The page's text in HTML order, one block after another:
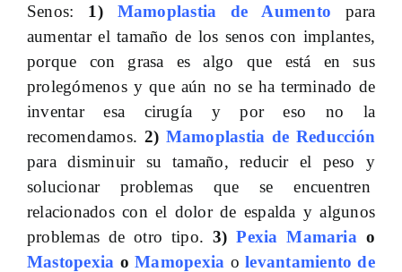
Senos: 1) Mamoplastia de Aumento para
aumentar el tamaño de los senos con implantes,
porque con grasa es algo que está en sus
prolegómenos y que aún no se ha terminado de
inventar esa cirugía y por eso no la
recomendamos. 2) Mamoplastia de Reducción
para disminuir su tamaño, reducir el peso y
solucionar problemas que se encuentren
relacionados con el dolor de espalda y algunos
problemas de otro tipo. 3)Pexia Mamaria o
Mastopexia oMamopexia olevantamiento de